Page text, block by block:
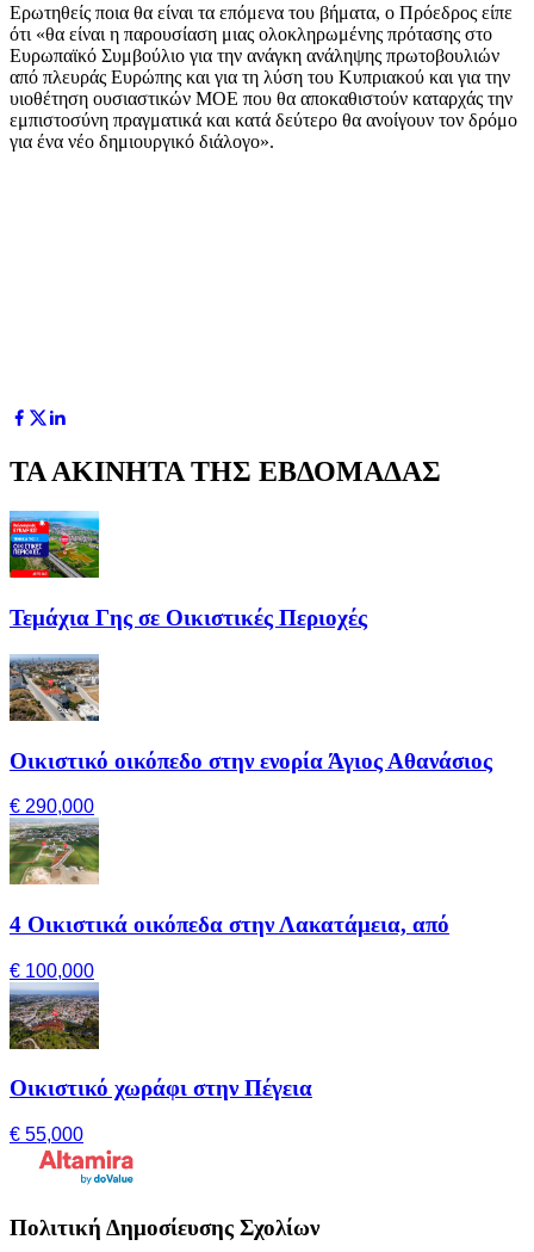
Ερωτηθείς ποια θα είναι τα επόμενα του βήματα, ο Πρόεδρος είπε
ότι «θα είναι η παρουσίαση μιας ολοκληρωμένης πρότασης στο
Ευρωπαϊκό Συμβούλιο για την ανάγκη ανάληψης πρωτοβουλιών
από πλευράς Ευρώπης και για τη λύση του Κυπριακού και για την
υιοθέτηση ουσιαστικών ΜΟΕ που θα αποκαθιστούν καταρχάς την
εμπιστοσύνη πραγματικά και κατά δεύτερο θα ανοίγουν τον δρόμο
για ένα νέο δημιουργικό διάλογο».
ΤΑ ΑΚΙΝΗΤΑ ΤΗΣ ΕΒΔΟΜΑΔΑΣ
Τεμάχια Γης σε Οικιστικές Περιοχές
Οικιστικό οικόπεδο στην ενορία Άγιος Αθανάσιος
€ 290,000
4 Οικιστικά οικόπεδα στην Λακατάμεια, από
€ 100,000
Οικιστικό χωράφι στην Πέγεια
€ 55,000
Πολιτική Δημοσίευσης Σχολίων